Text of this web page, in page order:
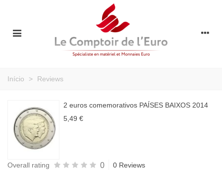
Início > Reviews
2 euros comemorativos PAÍSES BAIXOS 2014
5,49 €
Overall rating 0 0 Reviews